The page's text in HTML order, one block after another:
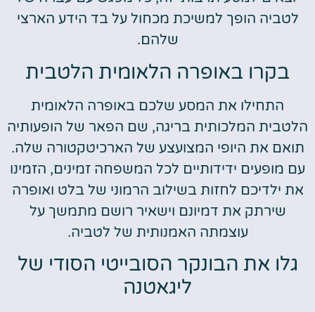
לטביה הופך למשיכת מכחול על בד הידע הארצי
שלהם.
בקרו באופרה הלאומית הלטבית
התחילו את המסע שלכם באופרה הלאומית
הלטבית המלכותית בריגה, שם הפאר של הופעותיה
תואם את היופי המצועצע של הארכיטקטורה שלה.
עם מופעים ידידותיים לכל המשפחה זמינים, הזמינו
את ילדיכם לחזות בשילוב הרמוני של בלט ואופרה
שירתק את דמיונם וישאיר רושם מתמשך על
עוצמתה האמנותית של לטביה.
גלו את הבונקר הסובייטי הסודי של
ליגאטנה